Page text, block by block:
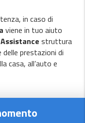
in caso di
viene in tuo aiuto
struttura
prestazioni di
casa, all’auto e